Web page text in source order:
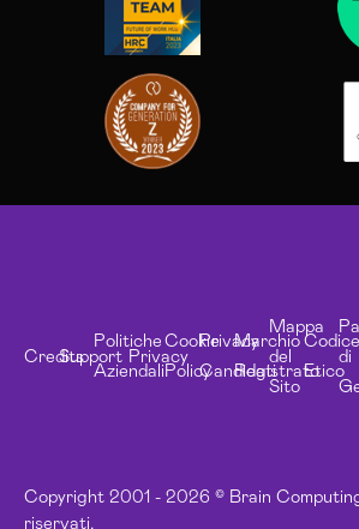
Copyright 2001 - 2026 © Brain
riservati.
CreditsSupport
Politiche
Aziendali
Privacy
Cookie
Policy
Privacy
Candidati
Marchio
Registrato
Mappa
del
Sito
Codice
Etico
di